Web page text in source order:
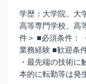
学歴：大学院、大
高等専門学校、高
件＞ ■必須条件：
業務経験 ■歓迎条
・最先端の技術
本的に転勤等は発